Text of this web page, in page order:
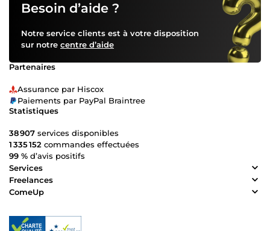
Besoin d’aide ?
Notre service clients est à votre disposition
sur notre centre d’aide
Partenaires
Assurance par Hiscox
Paiements par PayPal Braintree
Statistiques
38 907 services disponibles
1 335 152 commandes effectuées
99 % d’avis positifs
Services
Freelances
ComeUp